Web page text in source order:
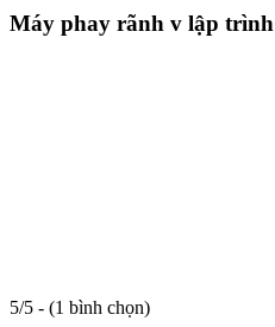
Máy phay rãnh v lập
5/5 - (1 bình chọn)